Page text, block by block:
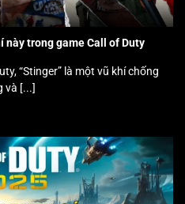
này trong game Call of Duty
“Stinger” là một vũ khí chống
và [...]